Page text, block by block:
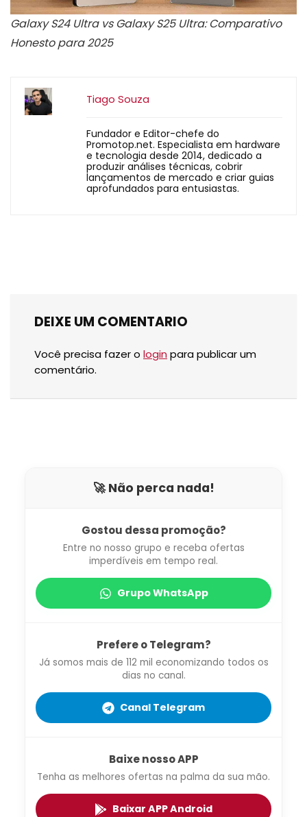
Galaxy S24 Ultra vs Galaxy S25 Ultra: Comparativo
Honesto para 2025
Tiago Souza
Fundador e Editor-chefe do
Promotop.net. Especialista em hardware
e tecnologia desde 2014, dedicado a
produzir análises técnicas, cobrir
lançamentos de mercado e criar guias
aprofundados para entusiastas.
DEIXE UM COMENTARIO
Você precisa fazer o login para publicar um
comentário.
🚀 Não perca nada!
Gostou dessa promoção?
Entre no nosso grupo e receba ofertas
imperdíveis em tempo real.
Grupo WhatsApp
Prefere o Telegram?
Já somos mais de 112 mil economizando todos os
dias no canal.
Canal Telegram
Baixe nosso APP
Tenha as melhores ofertas na palma da sua mão.
Baixar APP Android